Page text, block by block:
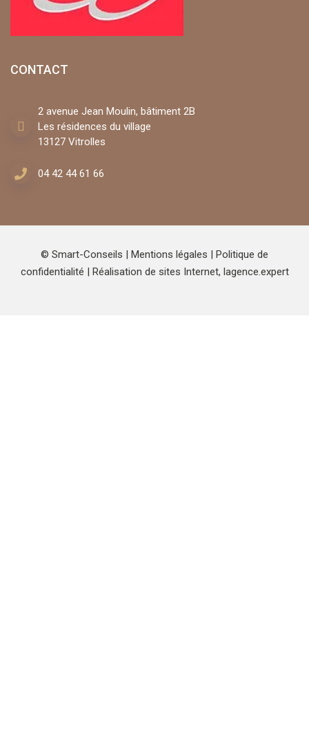
CONTACT
2 avenue Jean Moulin, bâtiment 2B
Les résidences du village
13127 Vitrolles
04 42 44 61 66
© Smart-Conseils | Mentions légales
Politique de
confidentialité | Réalisation de sites Internet, lagence.expert